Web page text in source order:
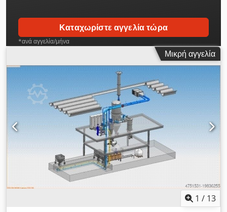
Καταχωρίστε αγγελία τώρα
*ανά αγγελία/μήνα
Μικρή αγγελία
1 / 13